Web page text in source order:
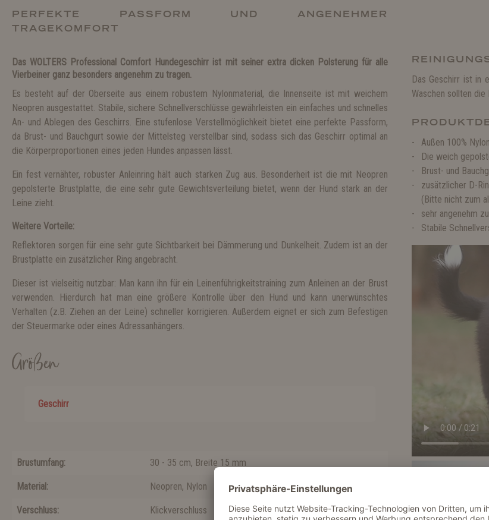
PERFEKTE PASSFORM UND ANGENEHMER
TRAGEKOMFORT
Das WOLTERS Professional Comfort Hundegeschirr ist mit seiner extra dicken Polsterung für alle
Vierbeiner ganz besonders angenehm zu tragen.
Es besteht auf der Oberseite aus einem robustem Nylonmaterial, die Innenseite ist mit weichem
Neopren ausgestattet. Stabile, sichere Schnellverschlüsse gewährleisten ein einfaches und schnelles
An- und Ablegen des Geschirrs. Eine stufenlose Verstellmöglichkeit bietet eine perfekte Passform,
da Brust- und Bauchgurt sowie der Mittelsteg verstellbar sind, sodass sich das Geschirr optimal an
die Körperproportionen eines jeden Hundes anpassen lässt.
Ein fest vernähter, robuster Anleinring hält auch starken Zug aus. Besonderheit ist die mit Neopren
gepolsterte Brustplatte, die eine sehr gute Gewichtsverteilung bietet, wenn der Hund stark an der
Leine zieht.
Weitere Vorteile:
Reflektoren sorgen für eine sehr gute Sichtbarkeit bei Dämmerung und Dunkelheit. Zudem ist an der
Brustplatte ein zusätzlicher Ring angebracht.
Dieser ist vielseitig nutzbar: Man kann ihn für ein Leinenführigkeitstraining zum Anleinen an der Brust
verwenden. Hierdurch hat man eine größere Kontrolle über den Hund und kann unerwünschtes
Verhalten (z.B. Ziehen an der Leine) schneller korrigieren. Außerdem eignet er sich zum Befestigen
der Steuermarke oder eines Adressanhängers.
Größen
Geschirr
Brustumfang: 30 - 35 cm, Breite 15 mm
Material: Neopren, Nylon
Verschluss: Klickverschluss
Das Geschirr ist in
Waschen sollten
Außen 100%
Die weich
Brust- und
zusätzlicher D-
(Bitte nicht zum
sehr angenehm
Stabile